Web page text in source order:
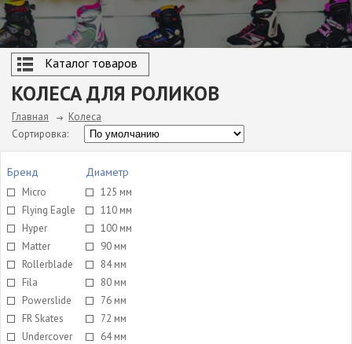
Каталог товаров
КОЛЕСА ДЛЯ РОЛИКОВ
Главная
Колеса
Сортировка:
Бренд
Micro
Flying Eagle
Hyper
Matter
Rollerblade
Fila
Powerslide
FR Skates
Undercover
Диаметр
125 мм
110 мм
100 мм
90 мм
84 мм
80 мм
76 мм
72 мм
64 мм